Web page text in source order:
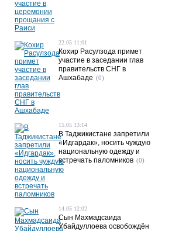
22.05 11:01
Кохир Расулзода примет
участие в заседании глав
правительств СНГ в
Ашхабаде (0)
15.05 13:14
В Таджикистане запретили
«Идгардак», носить чуждую
национальную одежду и
встречать паломников (0)
14.05 12:02
Сын Махмадсаида
Убайдуллоева освобождён